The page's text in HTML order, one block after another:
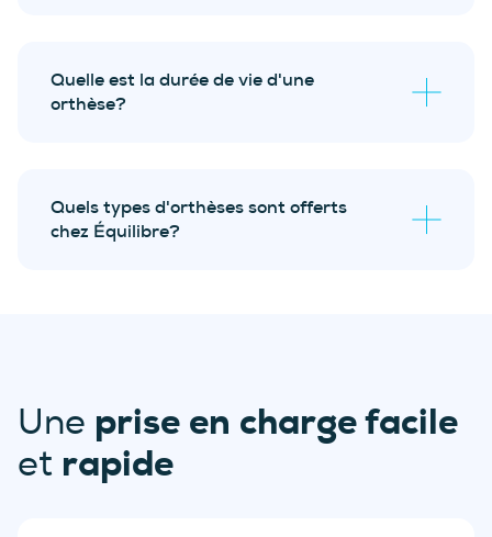
évaluation biomécanique sans frais
ajustements gratuits durant
Quelle est la durée de vie d'une
orthèse?
Quels types d'orthèses sont offerts
chez Équilibre?
Orthèse polaireMD : la solution pour
le froid;
Orthèses plantaires pour
Une prise en charge facile
et rapide